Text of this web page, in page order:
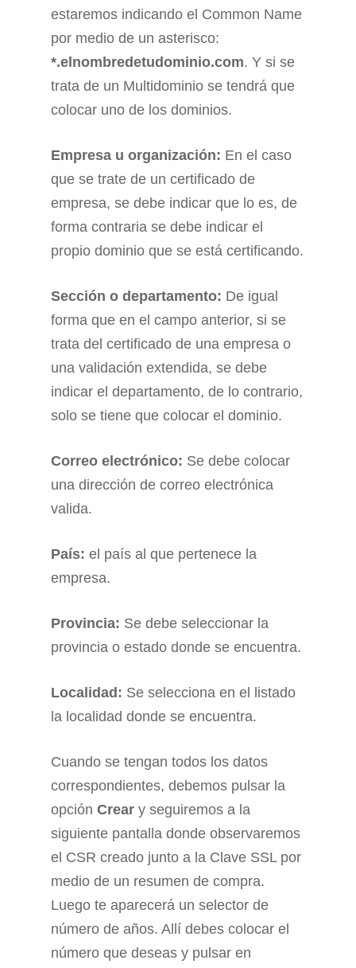
estaremos indicando el Common Name
por medio de un asterisco:
*.elnombredetudominio.com. Y si se
trata de un Multidominio se tendrá que
colocar uno de los dominios.
Empresa u organización: En el caso
que se trate de un certificado de
empresa, se debe indicar que lo es, de
forma contraria se debe indicar el
propio dominio que se está certificando.
Sección o departamento: De igual
forma que en el campo anterior, si se
trata del certificado de una empresa o
una validación extendida, se debe
indicar el departamento, de lo contrario,
solo se tiene que colocar el dominio.
Correo electrónico: Se debe colocar
una dirección de correo electrónica
valida.
País: el país al que pertenece la
empresa.
Provincia: Se debe seleccionar la
provincia o estado donde se encuentra.
Localidad: Se selecciona en el listado
la localidad donde se encuentra.
Cuando se tengan todos los datos
correspondientes, debemos pulsar la
opción Crear y seguiremos a la
siguiente pantalla donde observaremos
el CSR creado junto a la Clave SSL por
medio de un resumen de compra.
Luego te aparecerá un selector de
número de años. Allí debes colocar el
número que deseas y pulsar en